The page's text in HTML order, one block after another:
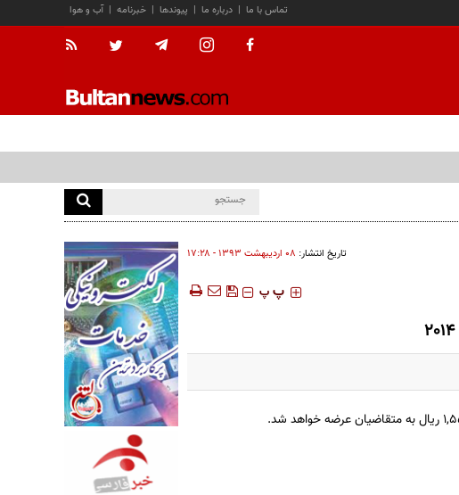
آب و هوا | خبرنامه | پیوندها | درباره ما | تماس با ما
تاریخ انتشار: ۰۸ ارديبهشت ۱۳۹۳ - ۱۷:۲۸
‍‍‍ پ پ